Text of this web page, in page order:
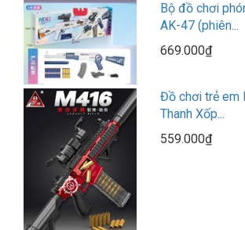
Bộ đồ chơi
AK-47 (phiên...
669.000₫
Đồ chơi trẻ em
Thanh Xốp...
559.000₫